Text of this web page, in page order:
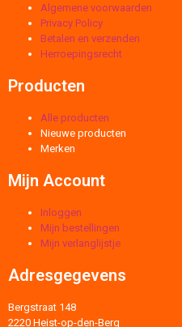
Algemene voorwaarden
Privacy Policy
Betalen en verzenden
Herroepingsrecht
Producten
Alle producten
Nieuwe producten
Merken
Mijn Account
Inloggen
Mijn bestellingen
Mijn verlanglijstje
Adresgegevens
Bergstraat 148
2220 Heist-op-den-Berg